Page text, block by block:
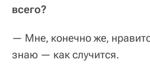
всего?
— Мне, конечно же,
знаю — как случится.